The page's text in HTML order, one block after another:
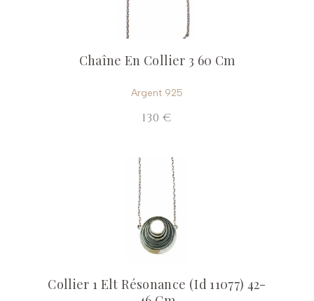
Chaîne En Collier 3 60 Cm
Argent 925
130 €
Collier 1 Elt Résonance (Id 11077) 42-